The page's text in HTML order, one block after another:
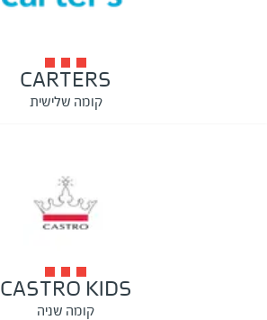
CARTERS
קומה שלישית
CASTRO KIDS
קומה שניה